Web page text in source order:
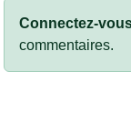
Connectez-
commentaires.